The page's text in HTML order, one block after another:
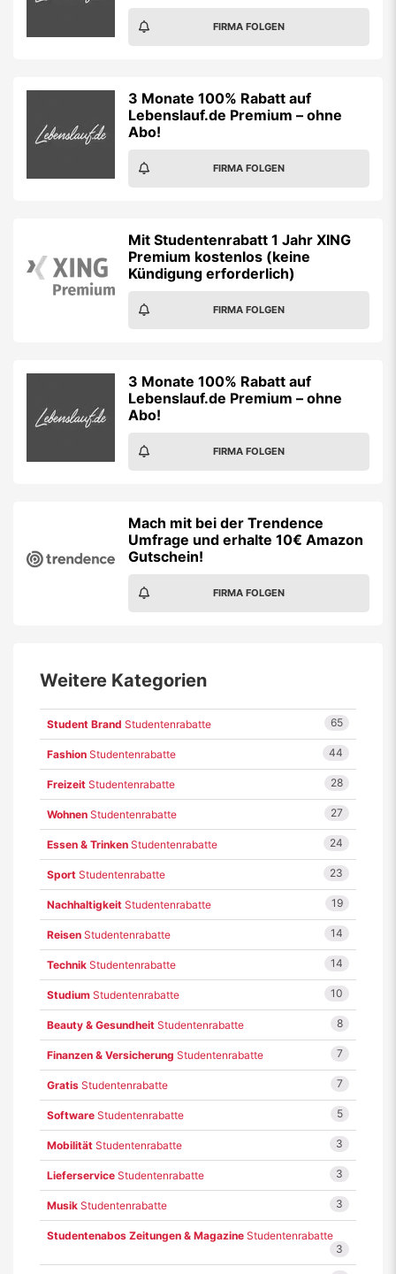
FIRMA FOLGEN
3 Monate 100% Rabatt auf
Lebenslauf.de Premium – ohne
Abo!
FIRMA FOLGEN
Mit Studentenrabatt 1 Jahr XING
Premium kostenlos (keine
Kündigung erforderlich)
FIRMA FOLGEN
3 Monate 100% Rabatt auf
Lebenslauf.de Premium – ohne
Abo!
FIRMA FOLGEN
Mach mit bei der Trendence
Umfrage und erhalte 10€ Amazon
Gutschein!
FIRMA FOLGEN
Weitere Kategorien
Student Brand Studentenrabatte 65
Fashion Studentenrabatte 44
Freizeit Studentenrabatte 28
Wohnen Studentenrabatte 27
Essen & Trinken Studentenrabatte 24
Sport Studentenrabatte 23
Nachhaltigkeit Studentenrabatte 19
Reisen Studentenrabatte 14
Technik Studentenrabatte 14
Studium Studentenrabatte 10
Beauty & Gesundheit Studentenrabatte 8
Finanzen & Versicherung Studentenrabatte 7
Gratis Studentenrabatte 7
Software Studentenrabatte 5
Mobilität Studentenrabatte 3
Lieferservice Studentenrabatte 3
Musik Studentenrabatte 3
Studentenabos Zeitungen & Magazine Studentenrabatte
3